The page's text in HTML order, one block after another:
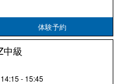
体験予約
級
14:15 - 15:45